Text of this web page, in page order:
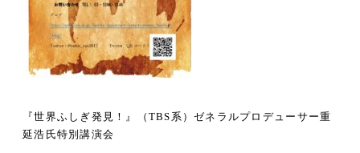
『世界ふしぎ発見！』（ TBS 系）ゼネラルプロデューサー重
延浩氏特別講演会